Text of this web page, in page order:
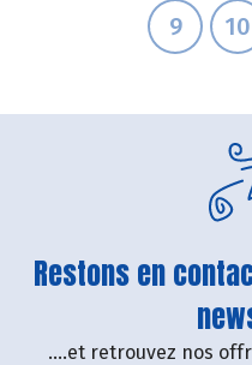
9
10
Restons en
....et retrouvez nos